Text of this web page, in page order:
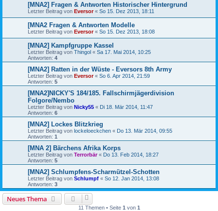
[MNA2] Fragen & Antworten Historischer Hintergrund
Letzter Beitrag von Eversor« So 15. Dez 2013, 18:11
[MNA2 Fragen & Antworten Modelle
Letzter Beitrag von Eversor« So 15. Dez 2013, 18:08
[MNA2] Kampfgruppe Kassel
Letzter Beitrag von Thingol « Sa 17. Mai 2014, 10:25
Antworten: 4
[MNA2] Ratten in der Wüste - Eversors 8th Army
Letzter Beitrag von Eversor« So 6. Apr 2014, 21:59
Antworten: 5
[MNA2]NICKY'S 184/185. Fallschirmjägerdivision
Folgore/Nembo
Letzter Beitrag von Nicky55 « Di 18. Mär 2014, 11:47
Antworten: 6
[MNA2] Lockes Blitzkrieg
Letzter Beitrag von lockeloeckchen « Do 13. Mär 2014, 09:55
Antworten: 1
[MNA 2] Bärchens Afrika Korps
Letzter Beitrag von Terrorbär« Do 13. Feb 2014, 18:27
Antworten: 5
[MNA2] Schlumpfens-Scharmützel-Schotten
Letzter Beitrag von Schlumpf « So 12. Jan 2014, 13:08
Antworten: 3
Neues Thema
11 Themen • Seite 1 von 1